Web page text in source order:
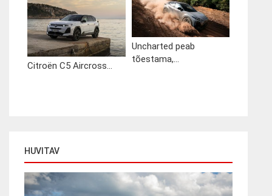
Citroën C5 Aircross...
Uncharted peab
tõestama,...
HUVITAV